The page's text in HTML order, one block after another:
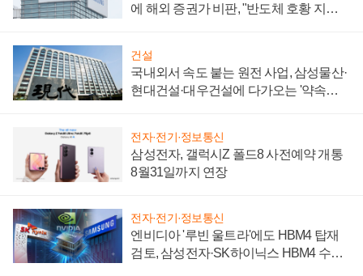
에 해외 증권가 비판, "반도체 호황 지속
건설
국내외서 속도 붙는 원전 사업, 삼성물산·
현대건설·대우건설에 다가오는 '약속의
전자·전기·정보통신
삼성전자, 갤럭시Z 폴드8 사전예약 개통
8월31일까지 연장
전자·전기·정보통신
엔비디아 '루빈 울트라'에도 HBM4 탑재
검토, 삼성전자·SK하이닉스 HBM4 수율